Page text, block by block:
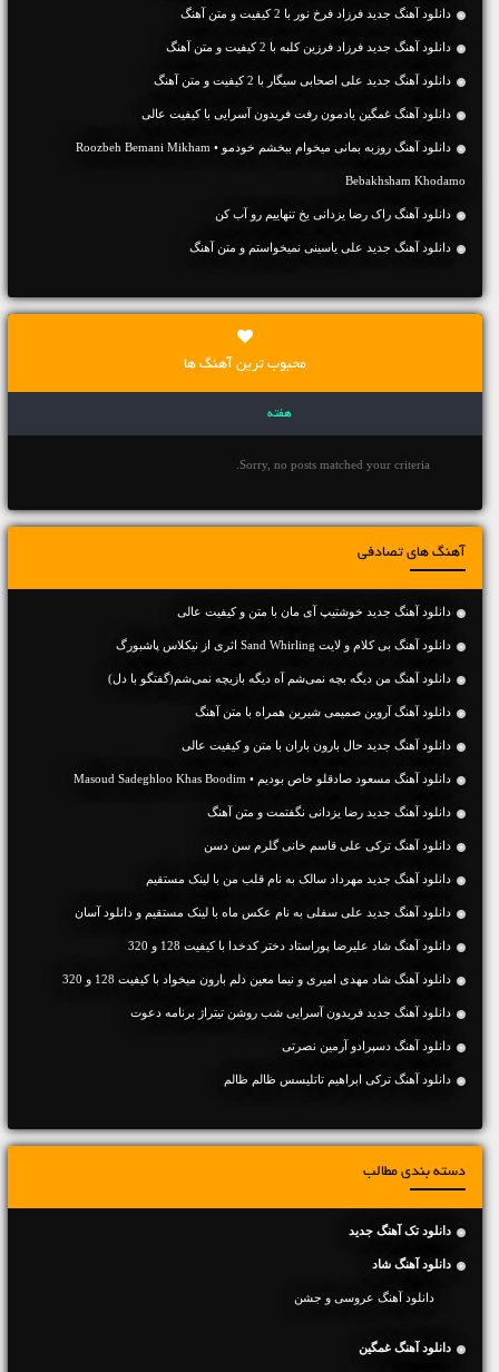
دانلود آهنگ جديد فرزاد فرخ نور با 2 کیفیت و متن آهنگ
دانلود آهنگ جديد فرزاد فرزین کلبه با 2 کیفیت و متن آهنگ
دانلود آهنگ جديد علی اصحابی سیگار با 2 کیفیت و متن آهنگ
دانلود آهنگ غمگین یادمون رفت فریدون آسرایی با کیفیت عالی
دانلود آهنگ روزبه بمانی میخوام ببخشم خودمو • Roozbeh Bemani Mikham
Bebakhsham Khodamo
دانلود آهنگ راک رضا یزدانی یخ تنهاییم رو آب کن
دانلود آهنگ جديد علی یاسینی نمیخواستم و متن آهنگ
محبوب ترین آهنگ ها
هفته
Sorry, no posts matched your criteria.
آهنگ های تصادفی
دانلود آهنگ جديد خوشتیپ آی مان با متن و کیفیت عالی
دانلود آهنگ بی کلام و لایت Sand Whirling اثری از نیکلاس پاشبورگ
دانلود آهنگ من دیگه بچه نمی‌شم آه دیگه بازیچه نمی‌شم(گفتگو با دل)
دانلود آهنگ آروین صمیمی شیرین همراه با متن آهنگ
دانلود آهنگ جديد حال بارون باران با متن و کیفیت عالی
دانلود آهنگ مسعود صادقلو خاص بودیم • Masoud Sadeghloo Khas Boodim
دانلود آهنگ جديد رضا یزدانی نگفتمت و متن آهنگ
دانلود آهنگ ترکی علی قاسم خانی گلرم سن دسن
دانلود آهنگ جديد مهرداد سالک به نام قلب من با لینک مستقیم
دانلود آهنگ جديد علی سفلی به نام عکس ماه با لینک مستقیم و دانلود آسان
دانلود آهنگ شاد علیرضا پوراستاد دختر کدخدا با کیفیت 128 و 320
دانلود آهنگ شاد مهدی امیری و نیما معین دلم بارون میخواد با کیفیت 128 و 320
دانلود آهنگ جدید فریدون آسرایی شب روشن تیتراژ برنامه دعوت
دانلود آهنگ دسپرادو آرمین نصرتی
دانلود آهنگ ترکی ابراهیم تاتلیسس ظالم ظالم
دسته بندی مطالب
دانلود تک آهنگ جدید
دانلود آهنگ شاد
دانلود آهنگ عروسی و جشن
دانلود آهنگ غمگین